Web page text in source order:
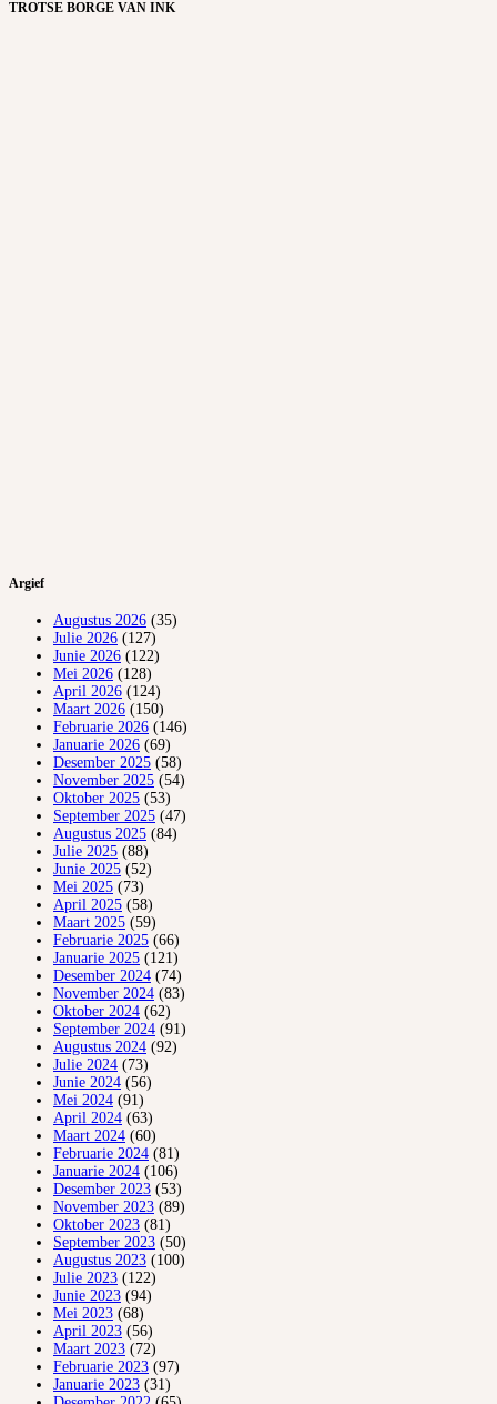
TROTSE BORGE VAN INK
Argief
Augustus 2026 (35)
Julie 2026 (127)
Junie 2026 (122)
Mei 2026 (128)
April 2026 (124)
Maart 2026 (150)
Februarie 2026 (146)
Januarie 2026 (69)
Desember 2025 (58)
November 2025 (54)
Oktober 2025 (53)
September 2025 (47)
Augustus 2025 (84)
Julie 2025 (88)
Junie 2025 (52)
Mei 2025 (73)
April 2025 (58)
Maart 2025 (59)
Februarie 2025 (66)
Januarie 2025 (121)
Desember 2024 (74)
November 2024 (83)
Oktober 2024 (62)
September 2024 (91)
Augustus 2024 (92)
Julie 2024 (73)
Junie 2024 (56)
Mei 2024 (91)
April 2024 (63)
Maart 2024 (60)
Februarie 2024 (81)
Januarie 2024 (106)
Desember 2023 (53)
November 2023 (89)
Oktober 2023 (81)
September 2023 (50)
Augustus 2023 (100)
Julie 2023 (122)
Junie 2023 (94)
Mei 2023 (68)
April 2023 (56)
Maart 2023 (72)
Februarie 2023 (97)
Januarie 2023 (31)